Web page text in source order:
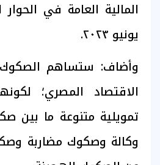
المالية العامة في
يونيو ٢٠٢٣.
وأضاف: ستساهم
الاقتصاد المصري؛
تمويلية متنوعة ما بين
وكالة وصكوك مضاربة